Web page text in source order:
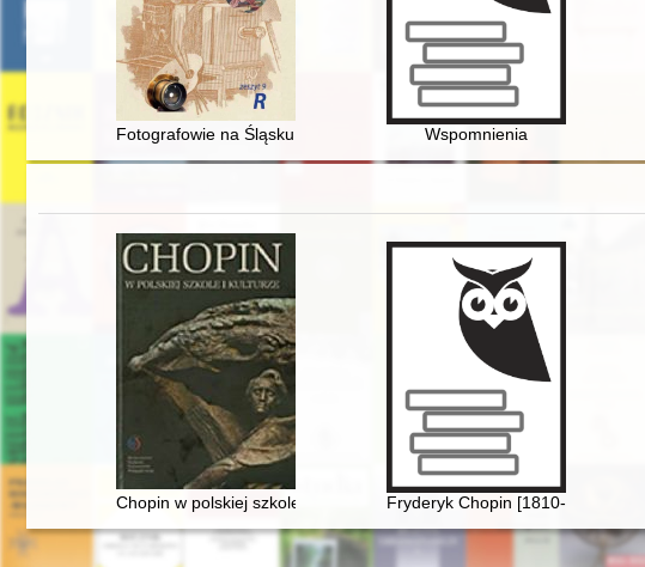
Fotografowie na Śląsku Opolskim w latach 1839-1944. Z. 9,
Wspomnienia
Chopin w polskiej szkole i kulturze Fryderyk Chopin [1810-1849]